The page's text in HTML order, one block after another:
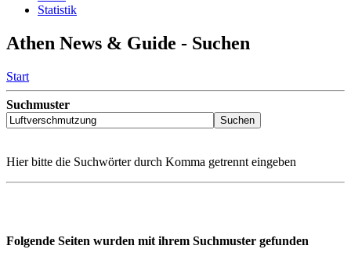
Statistik
Athen News & Guide - Suchen
Start
Suchmuster
Hier bitte die Suchwörter durch Komma getrennt eingeben
Folgende Seiten wurden mit ihrem Suchmuster gefunden